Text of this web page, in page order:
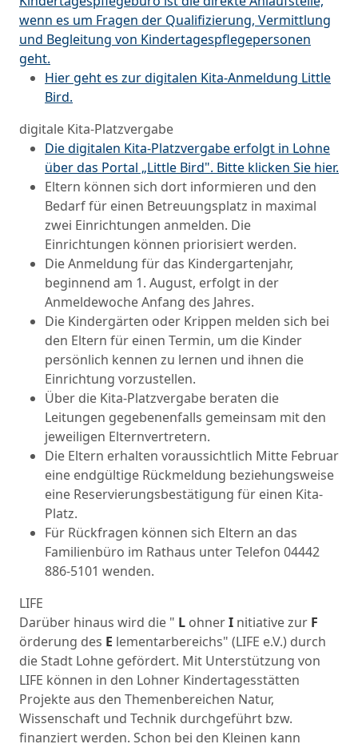
wenn es um Fragen der Qualifizierung, Vermittlung
und Begleitung von Kindertagespflegepersonen
geht.
Hier geht es zur digitalen Kita-Anmeldung Little
Bird.
digitale Kita-Platzvergabe
Die digitalen Kita-Platzvergabe erfolgt in Lohne
über das Portal „Little Bird". Bitte klicken Sie hier.
Eltern können sich dort informieren und den
Bedarf für einen Betreuungsplatz in maximal
zwei Einrichtungen anmelden. Die
Einrichtungen können priorisiert werden.
Die Anmeldung für das Kindergartenjahr,
beginnend am 1. August, erfolgt in der
Anmeldewoche Anfang des Jahres.
Die Kindergärten oder Krippen melden sich bei
den Eltern für einen Termin, um die Kinder
persönlich kennen zu lernen und ihnen die
Einrichtung vorzustellen.
Über die Kita-Platzvergabe beraten die
Leitungen gegebenenfalls gemeinsam mit den
jeweiligen Elternvertretern.
Die Eltern erhalten voraussichtlich Mitte Februar
eine endgültige Rückmeldung beziehungsweise
eine Reservierungsbestätigung für einen Kita-
Platz.
Für Rückfragen können sich Eltern an das
Familienbüro im Rathaus unter Telefon 04442
886-5101 wenden.
LIFE
Darüber hinaus wird die " L ohnerI nitiative zur F
örderung des E lementarbereichs" (LIFE e.V.) durch
die Stadt Lohne gefördert. Mit Unterstützung von
LIFE können in den Lohner Kindertagesstätten
Projekte aus den Themenbereichen Natur,
Wissenschaft und Technik durchgeführt bzw.
finanziert werden. Schon bei den Kleinen kann